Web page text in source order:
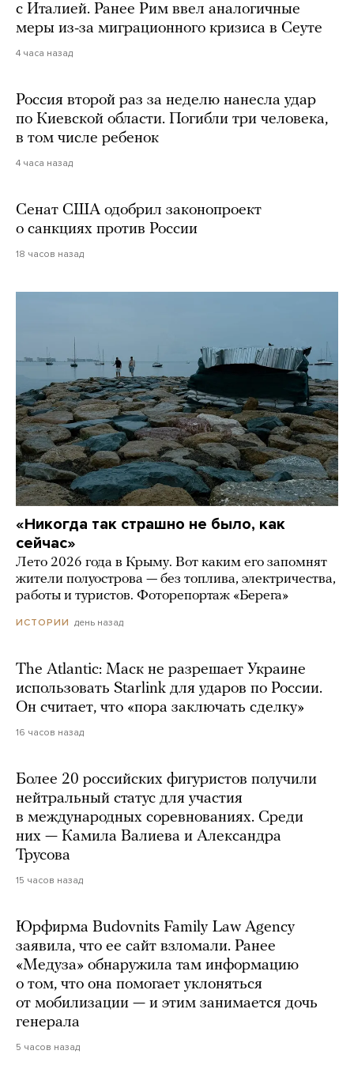
с Италией. Ранее Рим ввел аналогичные
меры из-за миграционного кризиса в Сеуте
4 часа назад
Россия второй раз за неделю нанесла удар
по Киевской области. Погибли три человека,
в том числе ребенок
4 часа назад
Сенат США одобрил законопроект
о санкциях против России
18 часов назад
«Никогда так страшно не было, как
сейчас»
Лето 2026 года в Крыму. Вот каким его запомнят
жители полуострова — без топлива, электричества,
работы и туристов. Фоторепортаж «Берега»
ИСТОРИИ день назад
The Atlantic: Маск не разрешает Украине
использовать Starlink для ударов по России.
Он считает, что «пора заключать сделку»
16 часов назад
Более 20 российских фигуристов получили
нейтральный статус для участия
в международных соревнованиях. Среди
них — Камила Валиева и Александра
Трусова
15 часов назад
Юрфирма Budovnits Family Law Agency
заявила, что ее сайт взломали. Ранее
«Медуза» обнаружила там информацию
о том, что она помогает уклоняться
от мобилизации — и этим занимается дочь
генерала
5 часов назад